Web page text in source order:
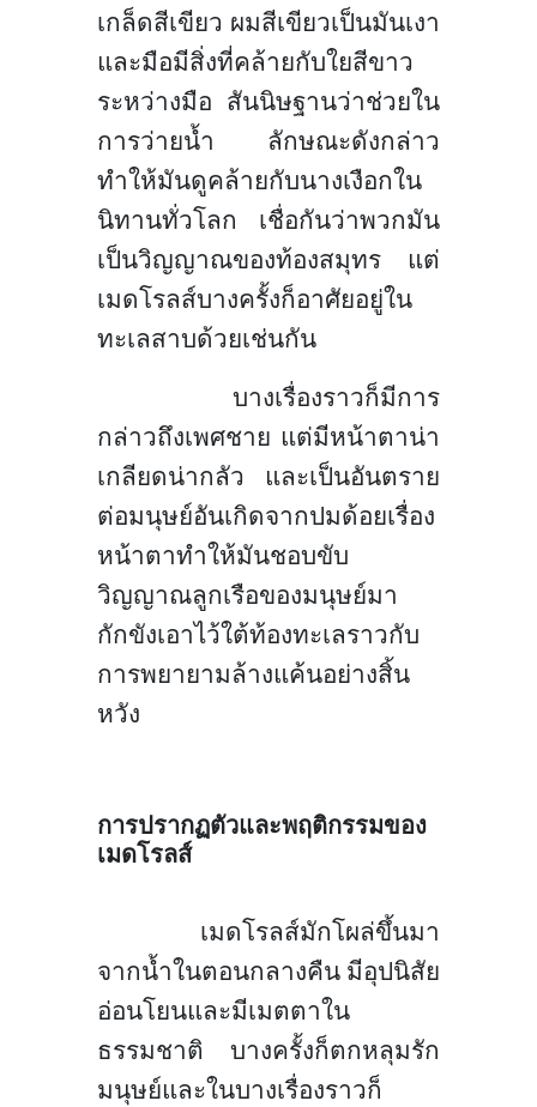
เกล็ดสีเขียว ผมสีเขียวเป็นมันเงา
และมือมีสิ่งที่คล้ายกับใยสีขาว
ระหว่างมือ สันนิษฐานว่าช่วยใน
การว่ายน้ำ ลักษณะดังกล่าว
ทำให้มันดูคล้ายกับนางเงือกใน
นิทานทั่วโลก เชื่อกันว่าพวกมัน
เป็นวิญญาณของท้องสมุทร แต่
เมดโรลส์บางครั้งก็อาศัยอยู่ใน
ทะเลสาบด้วยเช่นกัน
บางเรื่องราวก็มีการ
กล่าวถึงเพศชาย แต่มีหน้าตาน่า
เกลียดน่ากลัว และเป็นอันตราย
ต่อมนุษย์อันเกิดจากปมด้อยเรื่อง
หน้าตาทำให้มันชอบขับ
วิญญาณลูกเรือของมนุษย์มา
กักขังเอาไว้ใต้ท้องทะเลราวกับ
การพยายามล้างแค้นอย่างสิ้น
หวัง
การปรากฏตัวและพฤติกรรมของ
เมดโรลส์
เมดโรลส์มักโผล่ขึ้นมา
จากน้ำในตอนกลางคืน มีอุปนิสัย
อ่อนโยนและมีเมตตาใน
ธรรมชาติ บางครั้งก็ตกหลุมรัก
มนุษย์และในบางเรื่องราวก็